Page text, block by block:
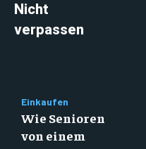
Nicht
verpassen
Einkaufen
Wie Senioren
von einem